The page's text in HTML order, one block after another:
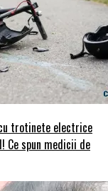
cu trotinete electrice
Ce spun medicii de